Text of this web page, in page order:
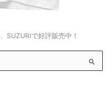
SUZURIで好評販売中！